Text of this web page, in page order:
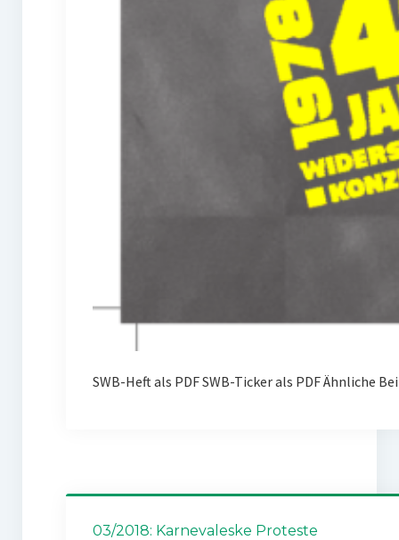
SWB-Heft als PDF SWB-Ticker als PDF Ähnliche
03/2018: Karnevaleske Proteste